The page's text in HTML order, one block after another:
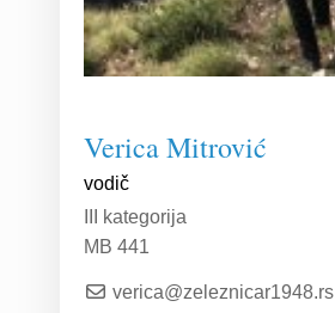
Verica Mitrović
vodič
III kategorija
MB 441
verica@zeleznicar1948.rs